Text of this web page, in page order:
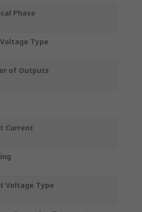
Phase
Type
of Outputs
Current
Voltage Type